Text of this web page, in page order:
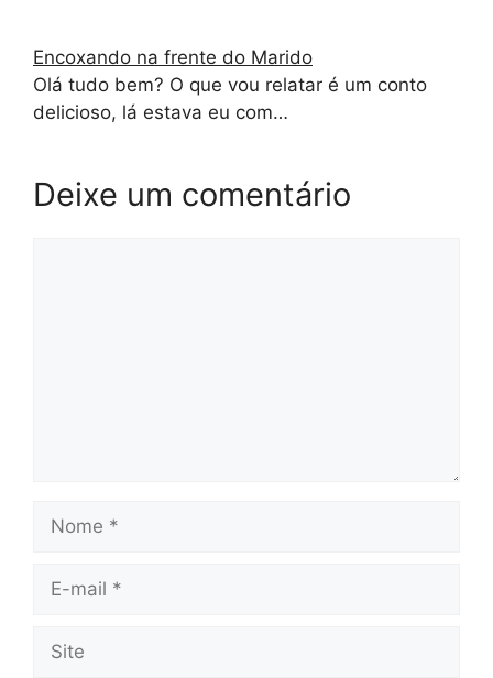
Encoxando na frente do Marido
Olá tudo bem? O que vou relatar é um conto
delicioso, lá estava eu com…
Deixe um comentário
Nome
Site